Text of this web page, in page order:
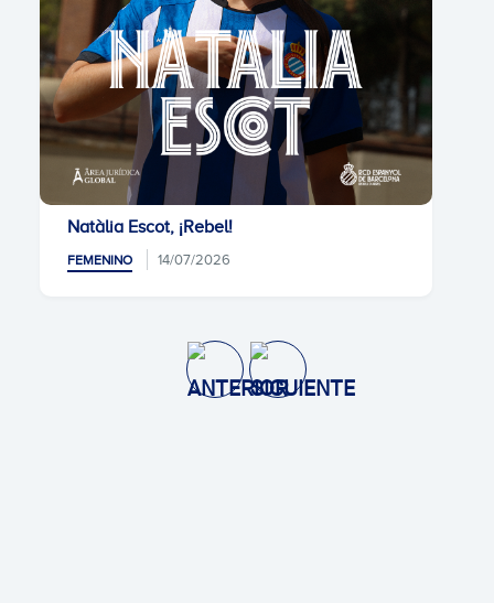
Natàlia Escot, ¡Rebel!
FEMENINO 14/07/2026